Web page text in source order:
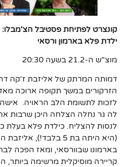
קונצרט לפתיחת פסטיבל הצ'מבלו:
ילדת פלא בארמון ורסאי
מוצ"ש ה-21.2 בשעה 20:30
דמותה המרתק של אליזבת ז'קה
הזרקורים במשך תקופה ארוכה
לזכות לתשומת הלב הראויה.
לה גר נחלה הצלחה היכן שרבות
לנסות להצליח. כילדת פלא בעלת
בארמונו שבוורסאי, ומאז הפכה
קריירה מוסיקלית מרשימה ביותר,